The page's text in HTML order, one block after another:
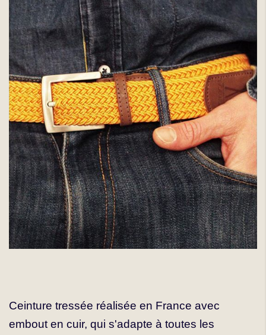
Ceinture tressée réalisée en France avec
embout en cuir, qui s'adapte à toutes les